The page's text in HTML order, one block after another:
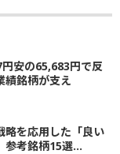
円安の65,683円で反
銘柄が支え
略を応用した「良い
参考銘柄15選...